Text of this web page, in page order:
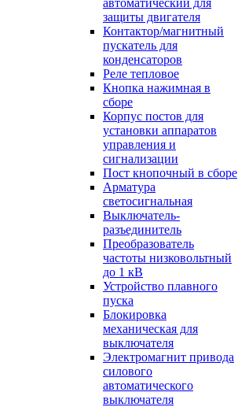
автоматический для
защиты двигателя
Контактор/магнитный
пускатель для
конденсаторов
Реле тепловое
Кнопка нажимная в
сборе
Корпус постов для
установки аппаратов
управления и
сигнализации
Пост кнопочный в сборе
Арматура
светосигнальная
Выключатель-
разъединитель
Преобразователь
частоты низковольтный
до 1 кВ
Устройство плавного
пуска
Блокировка
механическая для
выключателя
Электромагнит привода
силового
автоматического
выключателя